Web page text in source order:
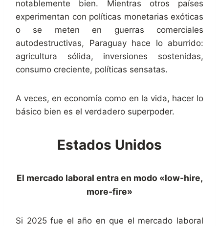
notablemente bien. Mientras otros países
experimentan con políticas monetarias exóticas
o se meten en guerras comerciales
autodestructivas, Paraguay hace lo aburrido:
agricultura sólida, inversiones sostenidas,
consumo creciente, políticas sensatas.
A veces, en economía como en la vida, hacer lo
básico bien es el verdadero superpoder.
Estados Unidos
El mercado laboral entra en modo «low-hire,
more-fire»
Si 2025 fue el año en que el mercado laboral